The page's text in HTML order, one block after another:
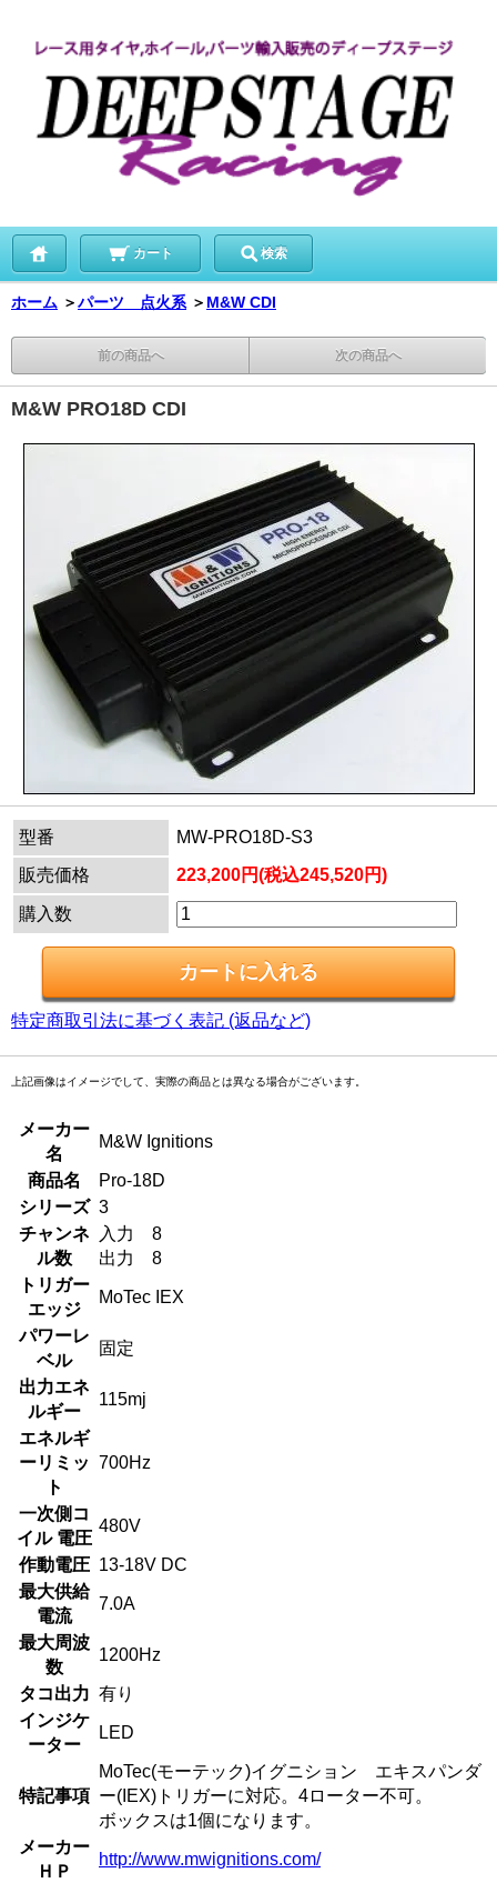
カート 検索
ホーム ＞パーツ 点火系 ＞ M&W CDI
前の商品へ 次の商品へ
M&W PRO18D CDI
型番
MW-PRO18D-S3
販売価格
223,200円(税込245,520円)
購入数
特定商取引法に基づく表記 (返品など)
上記画像はイメージでして、実際の商品とは異なる場合がございます。
メーカー
名
M&W Ignitions
商品名
Pro-18D
シリーズ 3
チャンネ
ル数
入力 8
出力 8
トリガー
エッジ
MoTec IEX
パワーレ
ベル
固定
出力エネ
ルギー
115mj
エネルギ
ーリミッ
ト
700Hz
一次側コ
イル 電圧
480V
作動電圧 13-18V DC
最大供給
電流
7.0A
最大周波
数
1200Hz
タコ出力 有り
インジケ
ーター
LED
特記事項
MoTec(モーテック)イグニション エキスパンダ
ー(IEX)トリガーに対応。4ローター不可。
ボックスは1個になります。
メーカー
ＨＰ
http://www.mwignitions.com/